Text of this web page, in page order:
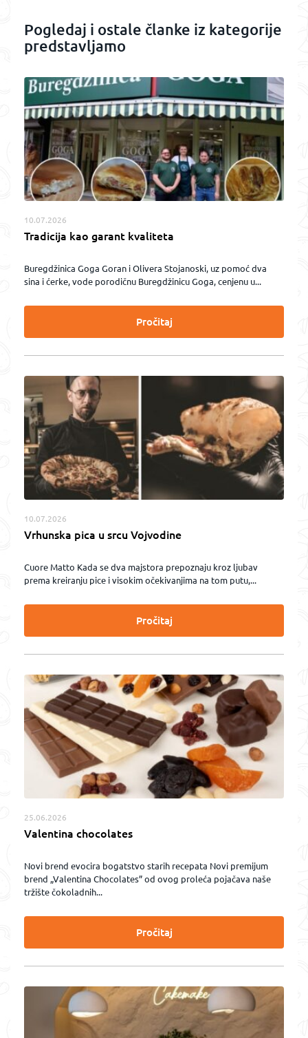
Pogledaj i ostale članke iz kategorije
predstavljamo
10.07.2026
Tradicija kao garant kvaliteta
Buregdžinica Goga Goran i Olivera Stojanoski, uz pomoć dva
sina i ćerke, vode porodičnu Buregdžinicu Goga, cenjenu u...
Pročitaj
10.07.2026
Vrhunska pica u srcu Vojvodine
Cuore Matto Kada se dva majstora prepoznaju kroz ljubav
prema kreiranju pice i visokim očekivanjima na tom putu,...
Pročitaj
25.06.2026
Valentina chocolates
Novi brend evocira bogatstvo starih recepata Novi premijum
brend „Valentina Chocolates” od ovog proleća pojačava naše
tržište čokoladnih...
Pročitaj